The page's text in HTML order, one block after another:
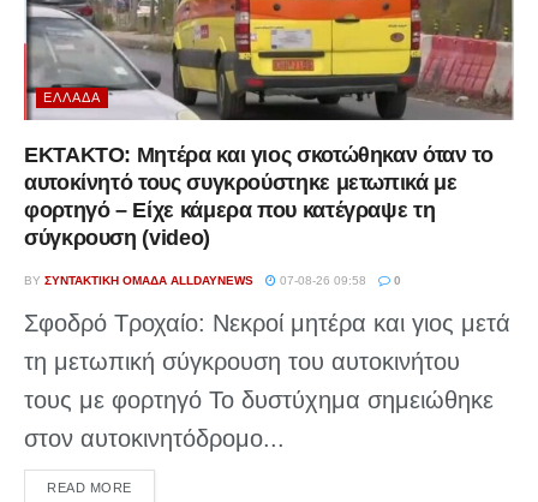
ΕΛΛΆΔΑ
ΕΚΤΑΚΤΟ: Μητέρα και γιος σκοτώθηκαν όταν το
αυτοκίνητό τους συγκρούστηκε μετωπικά με
φορτηγό – Είχε κάμερα που κατέγραψε τη
σύγκρουση (video)
BY ΣΥΝΤΑΚΤΙΚΉ ΟΜΆΔΑ ALLDAYNEWS 07-08-26 09:58 0
Σφοδρό Τροχαίο: Νεκροί μητέρα και γιος μετά
τη μετωπική σύγκρουση του αυτοκινήτου
τους με φορτηγό Το δυστύχημα σημειώθηκε
στον αυτοκινητόδρομο...
READ MOREDETAILS